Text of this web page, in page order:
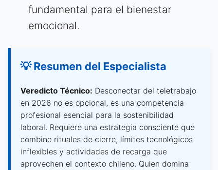
fundamental para el bienestar
emocional.
💡 Resumen del Especialista
Veredicto Técnico: Desconectar del teletrabajo
en 2026 no es opcional, es una competencia
profesional esencial para la sostenibilidad
laboral. Requiere una estrategia consciente que
combine rituales de cierre, límites tecnológicos
inflexibles y actividades de recarga que
aprovechen el contexto chileno. Quien domina